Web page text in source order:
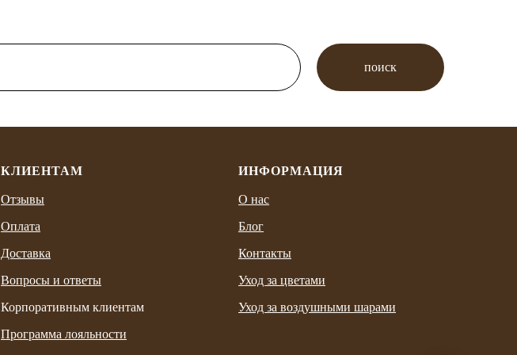
поиск
КЛИЕНТАМ
Отзывы
Оплата
Доставка
Вопросы и ответы
Корпоративным клиентам
Программа лояльности
ИНФОРМАЦИЯ
О нас
Блог
Контакты
Уход за цветами
Уход за воздушными шарами